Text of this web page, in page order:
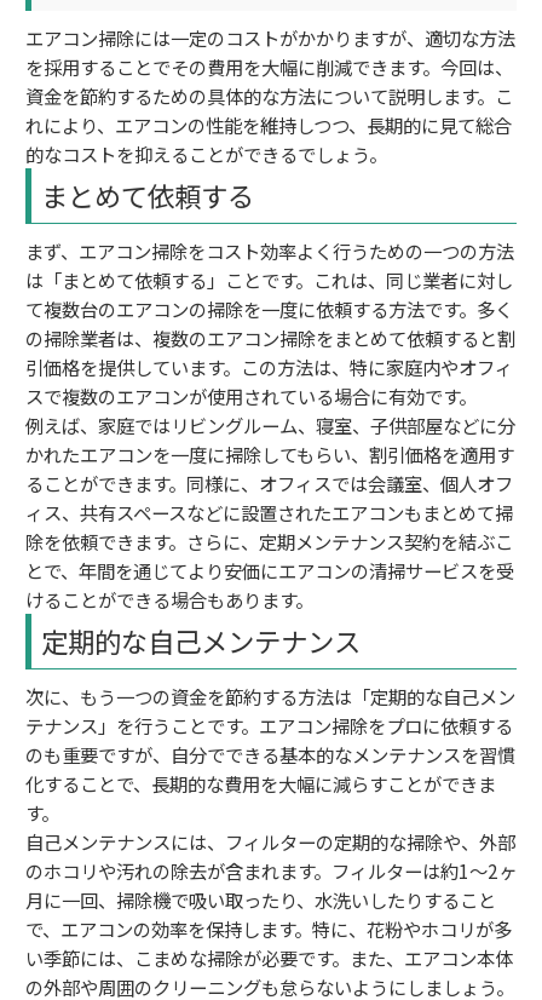
エアコン掃除には一定のコストがかかりますが、適切な方法
を採用することでその費用を大幅に削減できます。今回は、
資金を節約するための具体的な方法について説明します。こ
れにより、エアコンの性能を維持しつつ、長期的に見て総合
的なコストを抑えることができるでしょう。
まとめて依頼する
まず、エアコン掃除をコスト効率よく行うための一つの方法
は「まとめて依頼する」ことです。これは、同じ業者に対し
て複数台のエアコンの掃除を一度に依頼する方法です。多く
の掃除業者は、複数のエアコン掃除をまとめて依頼すると割
引価格を提供しています。この方法は、特に家庭内やオフィ
スで複数のエアコンが使用されている場合に有効です。
例えば、家庭ではリビングルーム、寝室、子供部屋などに分
かれたエアコンを一度に掃除してもらい、割引価格を適用す
ることができます。同様に、オフィスでは会議室、個人オフ
ィス、共有スペースなどに設置されたエアコンもまとめて掃
除を依頼できます。さらに、定期メンテナンス契約を結ぶこ
とで、年間を通じてより安価にエアコンの清掃サービスを受
けることができる場合もあります。
定期的な自己メンテナンス
次に、もう一つの資金を節約する方法は「定期的な自己メン
テナンス」を行うことです。エアコン掃除をプロに依頼する
のも重要ですが、自分でできる基本的なメンテナンスを習慣
化することで、長期的な費用を大幅に減らすことができま
す。
自己メンテナンスには、フィルターの定期的な掃除や、外部
のホコリや汚れの除去が含まれます。フィルターは約1〜2ヶ
月に一回、掃除機で吸い取ったり、水洗いしたりすること
で、エアコンの効率を保持します。特に、花粉やホコリが多
い季節には、こまめな掃除が必要です。また、エアコン本体
の外部や周囲のクリーニングも怠らないようにしましょう。